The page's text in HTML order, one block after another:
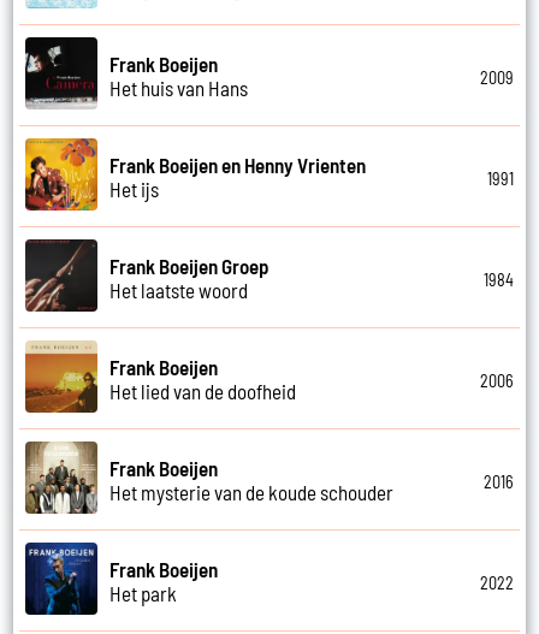
Frank Boeijen
Het huis van Hans
2009
Frank Boeijen en Henny Vrienten
Het ijs
1991
Frank Boeijen Groep
Het laatste woord
1984
Frank Boeijen
Het lied van de doofheid
2006
Frank Boeijen
Het mysterie van de koude schouder
2016
Frank Boeijen
Het park
2022